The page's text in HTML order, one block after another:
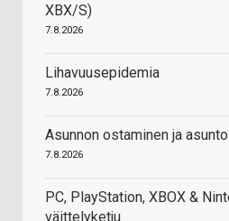
XBX/S)
7.8.2026
Lihavuusepidemia
7.8.2026
Asunnon ostaminen ja
7.8.2026
PC, PlayStation, XBOX &
väittelyketju